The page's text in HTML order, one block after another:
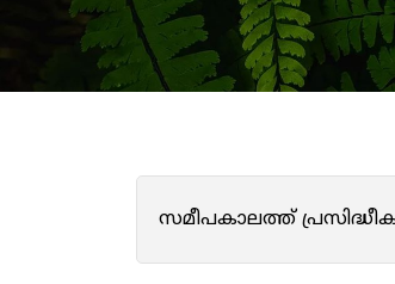
സമീപകാലത്ത്